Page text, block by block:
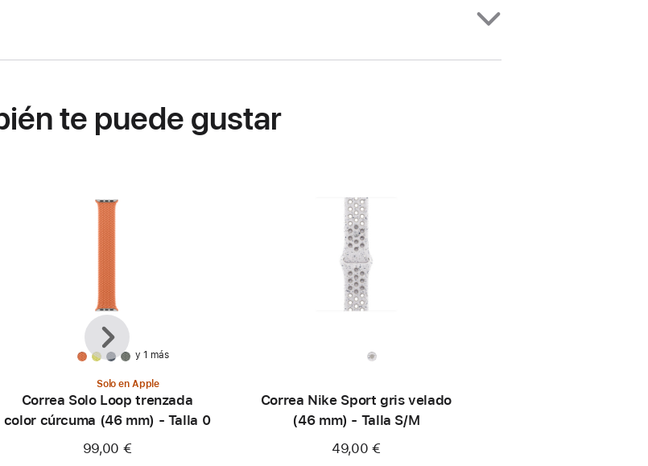
te puede gustar
y 1 más
Solo en Apple
Correa Solo Loop trenzada
color cúrcuma (46 mm) - Talla 0
99,00 €
Correa Nike Sport gris velado
(46 mm) - Talla S/M
49,00 €
Anterior
Siguiente